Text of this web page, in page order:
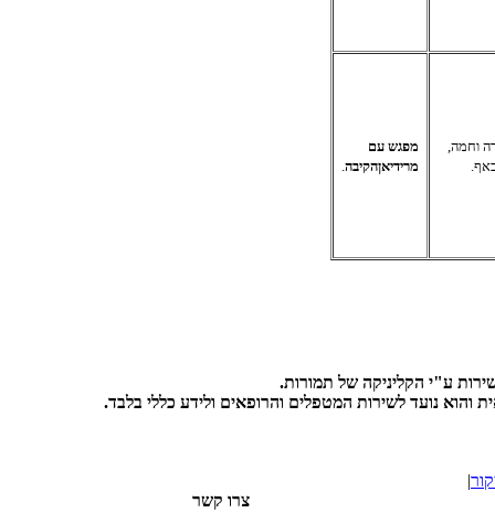
וחמה,
מפגש עם
מרידיאןהקיבה
ע"י הקליניקה של תמורות.
והוא נועד לשירות המטפלים והרופאים ולידע כללי בלבד.
|
צרו קשר